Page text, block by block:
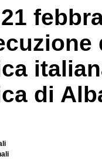
di